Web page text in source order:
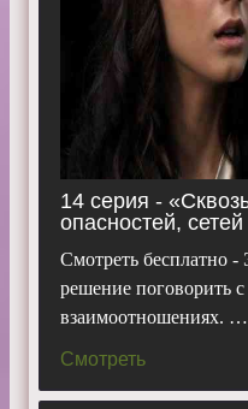
14 серия -
опасностей,
Смотреть бесплатно
решение поговорить
взаимоотношениях. …
Смотреть